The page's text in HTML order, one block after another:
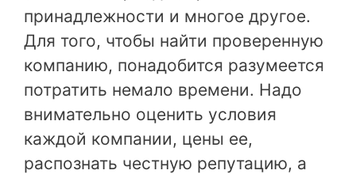
принадлежности и многое другое.
Для того, чтобы найти проверенную
компанию, понадобится разумеется
потратить немало времени. Надо
внимательно оценить условия
каждой компании, цены ее,
распознать честную репутацию, а